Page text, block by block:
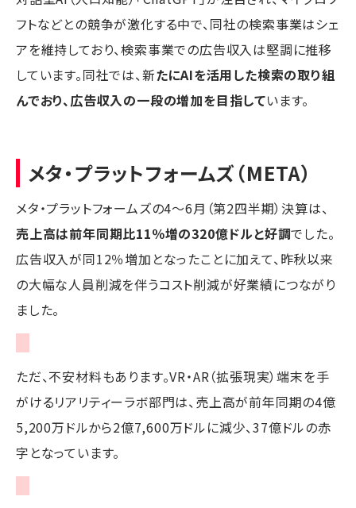
フトなどとの競争が激化する中で、同社の検索事業はシェ
アを維持しており、検索事業での広告収入は堅調に推移
しています。同社では、新たにAIを活用した検索の取り組
んでおり、広告収入の一段の増加を目指しています。
メタ・プラットフォームズ（META）
メタ・プラットフォームズの4～6月（第2四半期）決算は、
売上高は前年同期比11％増の320億ドルと好調でした。
広告収入が同12％増加となったことに加えて、昨秋以来
の大幅な人員削減を伴うコスト削減が好業績につながり
ました。
ただ、不安材料もあります。VR・AR（拡張現実）端末を手
がけるリアリティーラボ部門は、売上高が前年同期の4億
5,200万ドルから2億7,600万ドルに減少、37億ドルの赤
字となっています。